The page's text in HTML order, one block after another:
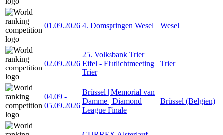
01.09.2026 4. Domspringen Wesel Wesel
02.09.2026
25. Volksbank Trier
Eifel - Flutlichtmeeting
Trier
Trier
04.09 -
05.09.2026
Brüssel | Memorial van
Damme | Diamond
League Finale
Brüssel (Belgien)